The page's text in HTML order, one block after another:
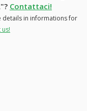
Contattaci!
in informations for
us!